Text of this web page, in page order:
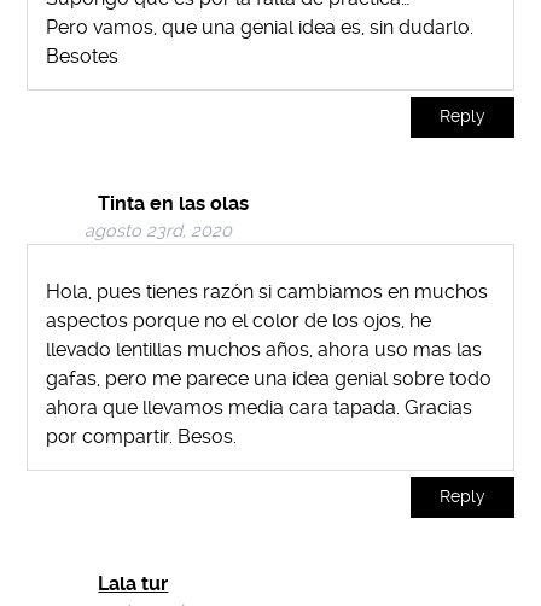
Pero vamos, que una genial idea es, sin dudarlo.
Besotes
Reply
Tinta en las olas
agosto 23rd, 2020
Hola, pues tienes razón si cambiamos en muchos
aspectos porque no el color de los ojos, he
llevado lentillas muchos años, ahora uso mas las
gafas, pero me parece una idea genial sobre todo
ahora que llevamos media cara tapada. Gracias
por compartir. Besos.
Reply
Lala tur